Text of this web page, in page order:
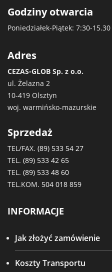
Godziny otwarcia
Poniedziałek-Piątek: 7:30-15.30
Adres
CEZAS-GLOB Sp. z o.o.
ul. Żelazna 2
10-419 Olsztyn
woj. warmińsko-mazurskie
Sprzedaż
TEL/FAX. (89) 533 54 27
TEL. (89) 533 42 65
TEL. (89) 533 48 60
TEL.KOM. 504 018 859
INFORMACJE
Jak złożyć zamówienie
Koszty Transportu